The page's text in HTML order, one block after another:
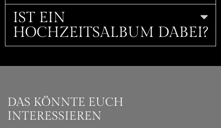
IST EIN
HOCHZEITSALBUM DABEI?
DAS KÖNNTE EUCH
INTERESSIEREN